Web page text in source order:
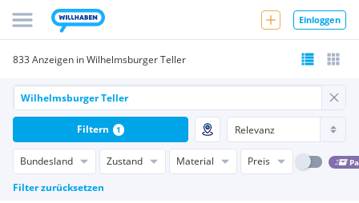
Einloggen
833 Anzeigen in Wilhelmsburger Teller
Bundesland Zustand Material Preis
Filter zurücksetzen
Filtern 1